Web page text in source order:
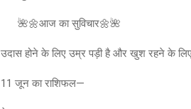
🌺🌼आज का सुविचार🌼🌺
उदास होने के लिए उम्र पड़ी है और खुश रहने के
11 जून का राशिफल—